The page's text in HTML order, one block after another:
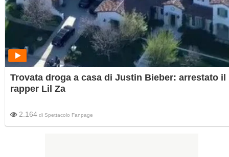
Trovata droga a casa di Justin Bieber: arrestato il
rapper Lil Za
2.164 di Spettacolo Fanpage